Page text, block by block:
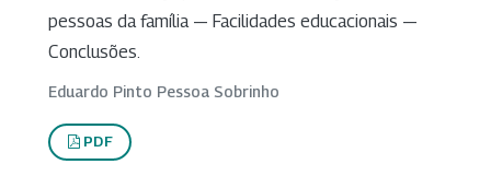
pessoas da família — Facilidades educacionais —
Conclusões.
Eduardo Pinto Pessoa Sobrinho
PDF